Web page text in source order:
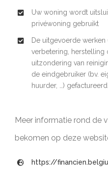
Uw woning wordt
privéwoning gebruikt
De uitgevoerde werken
verbetering, herstelling
uitzondering van
de eindgebruiker (bv.
huurder, …) gefactureerd.
Meer informatie rond de
bekomen op deze
https://